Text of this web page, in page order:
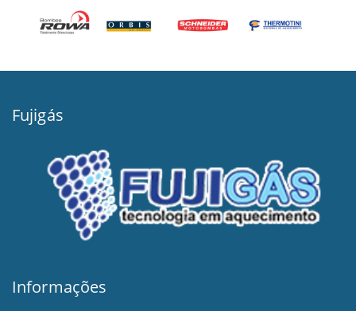
Fujigás
Informações